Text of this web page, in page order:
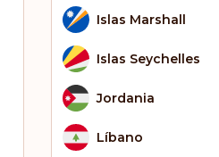
Islas Marshall
Islas Seychelles
Jordania
Líbano